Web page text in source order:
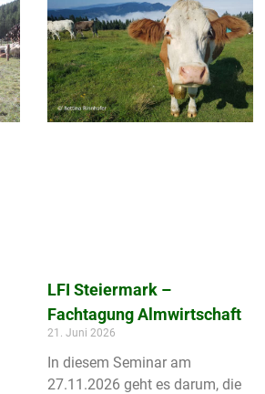
LFI Steiermark –
Fachtagung Almwirtschaft
21. Juni 2026
In diesem Seminar am
27.11.2026 geht es darum, die